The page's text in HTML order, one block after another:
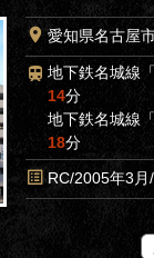
愛知県名古屋
地下鉄名城線
14分
地下鉄名城線
18分
RC/2005年3月